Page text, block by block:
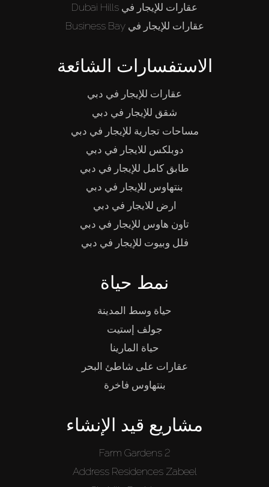
عقارات للإيجار في Dubai Hills
عقارات للإيجار في Business Bay
الاستفسارات الشائعة
عقارات للإيجار في دبي
شقق للإيجار في دبي
مساحات تجارية للإيجار في دبي
دوبلكس للايجار في دبي
طابق كامل للإيجار في دبي
بنتهاوس للإيجار في دبي
ارض للايجار في دبي
تاون هاوس للإيجار في دبي
فلل وبيوت للإيجار في دبي
نمط حياة
حياة وسط المدينة
جولف إستيت
حياة المارينا
عقارات على شاطئ البحر
بنتهاوس فاخرة
مشاريع قيد الإنشاء
Farm Gardens 2
Address Residences Zabeel